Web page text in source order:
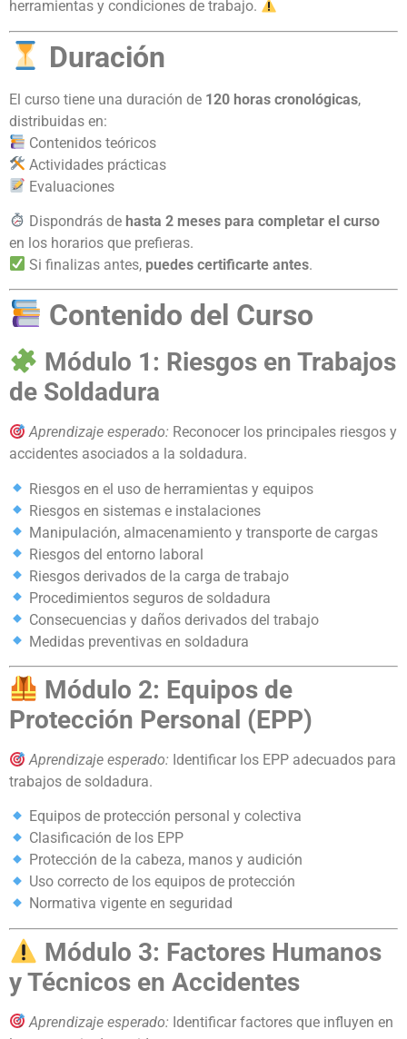
herramientas y condiciones de trabajo.
Duración
El curso tiene una duración de 120 horas cronológicas,
distribuidas en:
Contenidos teóricos
Actividades prácticas
Evaluaciones
Dispondrás de hasta 2 meses para completar el curso
en los horarios que prefieras.
Si finalizas antes, puedes certificarte antes.
Contenido del Curso
Módulo 1: Riesgos en Trabajos
de Soldadura
Aprendizaje esperado: Reconocer los principales riesgos y
accidentes asociados a la soldadura.
Riesgos en el uso de herramientas y equipos
Riesgos en sistemas e instalaciones
Manipulación, almacenamiento y transporte de cargas
Riesgos del entorno laboral
Riesgos derivados de la carga de trabajo
Procedimientos seguros de soldadura
Consecuencias y daños derivados del trabajo
Medidas preventivas en soldadura
Módulo 2: Equipos de
Protección Personal (EPP)
Aprendizaje esperado: Identificar los EPP adecuados para
trabajos de soldadura.
Equipos de protección personal y colectiva
Clasificación de los EPP
Protección de la cabeza, manos y audición
Uso correcto de los equipos de protección
Normativa vigente en seguridad
Módulo 3: Factores Humanos
y Técnicos en Accidentes
Aprendizaje esperado: Identificar factores que influyen en